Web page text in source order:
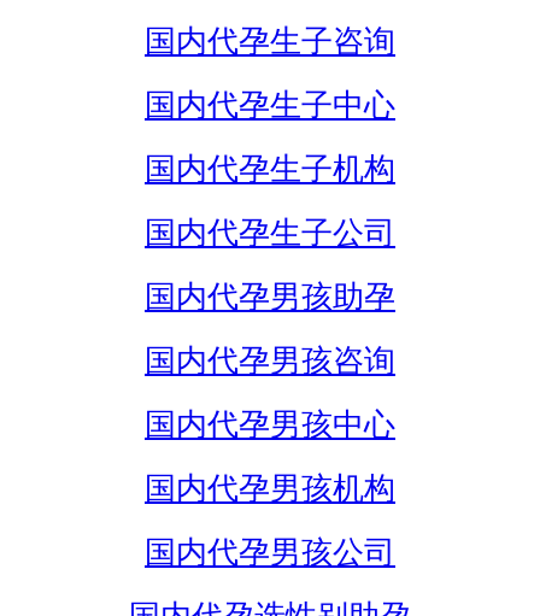
国内代孕生子咨询
国内代孕生子中心
国内代孕生子机构
国内代孕生子公司
国内代孕男孩助孕
国内代孕男孩咨询
国内代孕男孩中心
国内代孕男孩机构
国内代孕男孩公司